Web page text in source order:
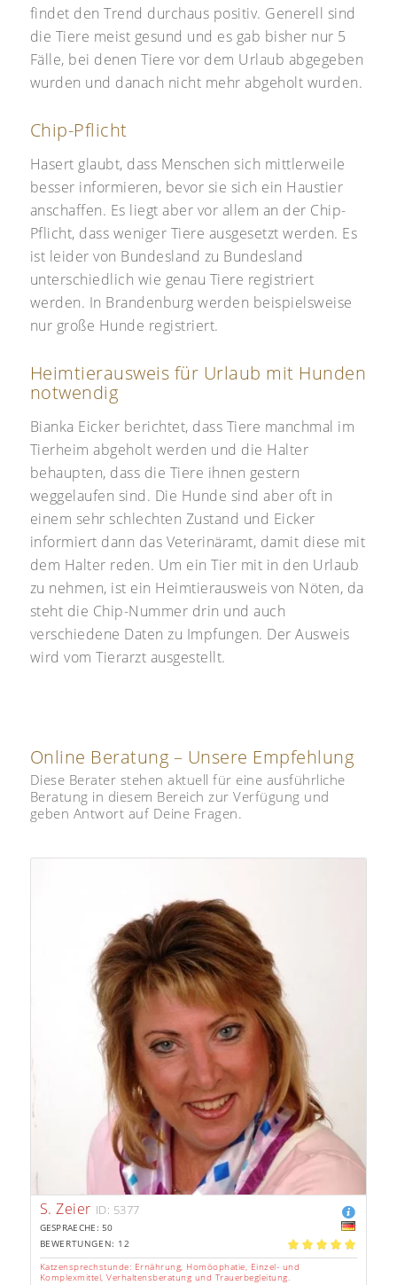
findet den Trend durchaus positiv. Generell sind
die Tiere meist gesund und es gab bisher nur 5
Fälle, bei denen Tiere vor dem Urlaub abgegeben
wurden und danach nicht mehr abgeholt wurden.
Chip-Pflicht
Hasert glaubt, dass Menschen sich mittlerweile
besser informieren, bevor sie sich ein Haustier
anschaffen. Es liegt aber vor allem an der Chip-
Pflicht, dass weniger Tiere ausgesetzt werden. Es
ist leider von Bundesland zu Bundesland
unterschiedlich wie genau Tiere registriert
werden. In Brandenburg werden beispielsweise
nur große Hunde registriert.
Heimtierausweis für Urlaub mit Hunden
notwendig
Bianka Eicker berichtet, dass Tiere manchmal im
Tierheim abgeholt werden und die Halter
behaupten, dass die Tiere ihnen gestern
weggelaufen sind. Die Hunde sind aber oft in
einem sehr schlechten Zustand und Eicker
informiert dann das Veterinäramt, damit diese mit
dem Halter reden. Um ein Tier mit in den Urlaub
zu nehmen, ist ein Heimtierausweis von Nöten, da
steht die Chip-Nummer drin und auch
verschiedene Daten zu Impfungen. Der Ausweis
wird vom Tierarzt ausgestellt.
Online Beratung – Unsere Empfehlung
Diese Berater stehen aktuell für eine ausführliche
Beratung in diesem Bereich zur Verfügung und
geben Antwort auf Deine Fragen.
S. Zeier ID: 5377
GESPRAECHE: 50
5.00
BEWERTUNGEN: 12
Katzensprechstunde: Ernährung, Homöophatie, Einzel- und
Komplexmittel, Verhaltensberatung und Trauerbegleitung.